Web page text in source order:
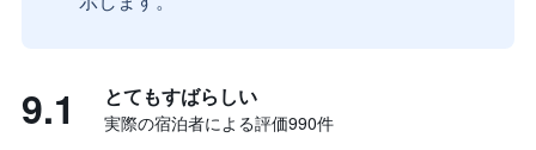
9.1 とてもすばらしい
実際の宿泊者による評価990​件